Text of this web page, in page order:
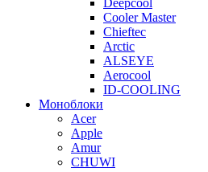
Deepcool
Cooler Master
Chieftec
Arctic
ALSEYE
Aerocool
ID-COOLING
Моноблоки
Acer
Apple
Amur
CHUWI